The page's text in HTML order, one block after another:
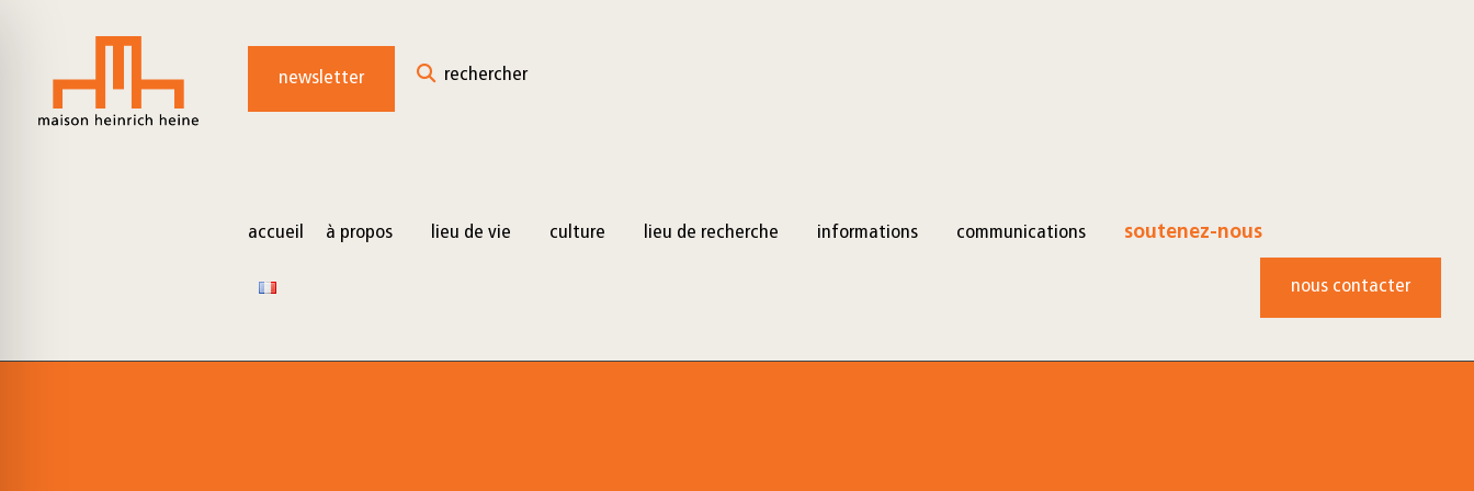
content
newsletter rechercher
accueil à propos lieu de vie culture lieu de recherche informations communications soutenez-nous
nous contacter